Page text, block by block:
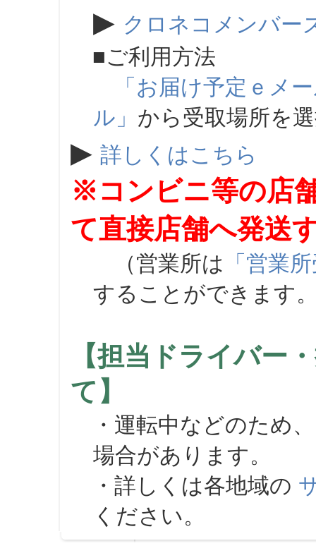
▶ クロネコメンバー
■ご利用方法
「お届け予定ｅメ
ル」 から受取場所を
▶ 詳しくはこちら
※コンビニ等の店
て直接店舗へ発送
（営業所は 「営業
することができます
【担当ドライバー
て】
・運転中などのため
場合があります。
・詳しくは各地域の
ください。